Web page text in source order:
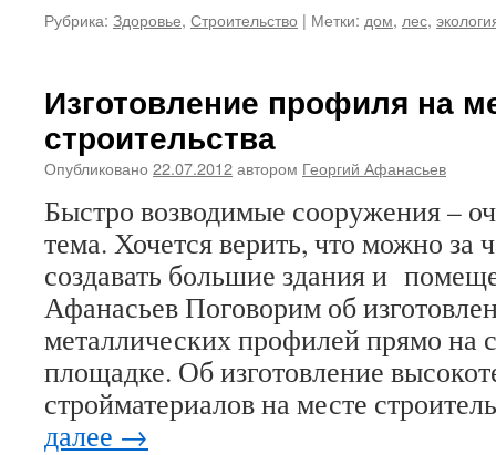
Рубрика: Здоровье, Строительство | Метки: дом, лес,
Изготовление профиля на
строительства
Опубликовано 22.07.2012автором Георгий Афанасьев
Быстро возводимые сооружения –
тема. Хочется верить, что можно за
создавать большие здания и
Афанасьев Поговорим об
металлических профилей прямо на
площадке. Об изготовление
стройматериалов на месте
далее →